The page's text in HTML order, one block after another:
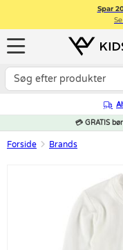
Spar
💳 GRATIS
Forside Brands